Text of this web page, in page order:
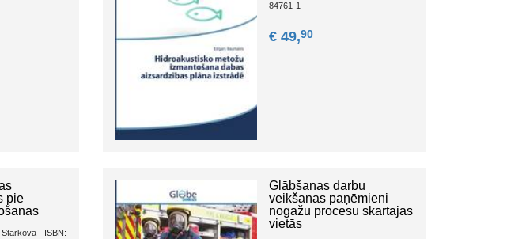
84761-1
€ 49,90
pie
- ISBN:
Glābšanas darbu
veikšanas paņēmieni
nogāžu procesu skartajās
vietās